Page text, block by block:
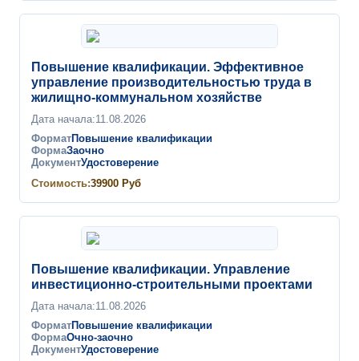
Повышение квалификации. Эффективное
управление производительностью труда в
жилищно-коммунальном хозяйстве
Дата начала:11.08.2026
ФорматПовышение квалификации
ФормаЗаочно
ДокументУдостоверение
Стоимость:39900 Руб
Повышение квалификации. Управление
инвестиционно-строительными проектами
Дата начала:11.08.2026
ФорматПовышение квалификации
ФормаОчно-заочно
ДокументУдостоверение